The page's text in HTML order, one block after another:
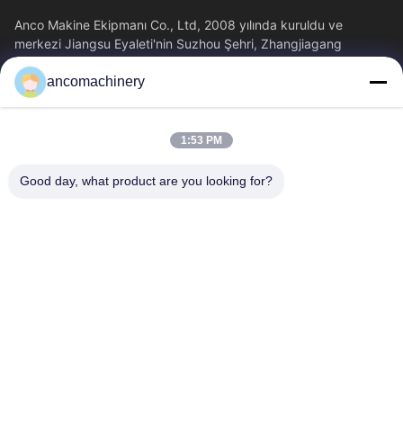
Anco Makine Ekipmanı Co., Ltd, 2008 yılında kuruldu ve
merkezi Jiangsu Eyaleti'nin Suzhou Şehri, Zhangjiagang
Şehri'nde yer almaktadır.
Hızlı Bağlantılar
Hakkımızda
Fabrika Turu
Kalite Kontrol
ancomachinery
1:53 PM
Good day, what product are you looking for?